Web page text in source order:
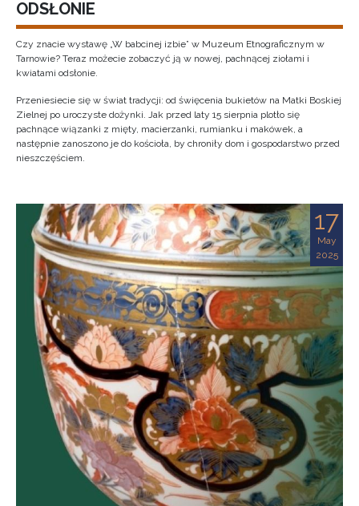
ODSŁONIE
Czy znacie wystawę „W babcinej izbie” w Muzeum Etnograficznym w
Tarnowie? Teraz możecie zobaczyć ją w nowej, pachnącej ziołami i
kwiatami odsłonie.
Przeniesiecie się w świat tradycji: od święcenia bukietów na Matki Boskiej
Zielnej po uroczyste dożynki. Jak przed laty 15 sierpnia plotło się
pachnące wiązanki z mięty, macierzanki, rumianku i makówek, a
następnie zanoszono je do kościoła, by chroniły dom i gospodarstwo przed
nieszczęściem.
17
May
2025